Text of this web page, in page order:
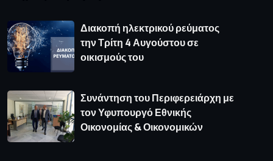
Διακοπή ηλεκτρικού ρεύματος
την Τρίτη 4 Αυγούστου σε
οικισμούς του
Συνάντηση του Περιφερειάρχη με
τον Υφυπουργό Εθνικής
Οικονομίας & Οικονομικών